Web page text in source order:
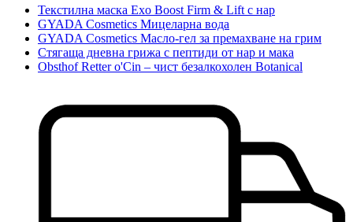
Текстилна маска Exo Boost Firm & Lift с нар
GYADA Cosmetics Мицеларна вода
GYADA Cosmetics Масло-гел за премахване на грим
Стягаща дневна грижа с пептиди от нар и мака
Obsthof Retter o'Cin – чист безалкохолен Botanical